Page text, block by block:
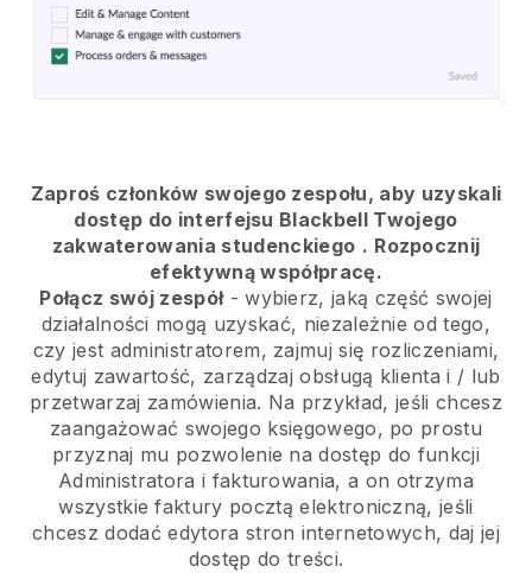
Zaproś członków swojego zespołu, aby uzyskali
dostęp do interfejsu Blackbell Twojego
zakwaterowania studenckiego . Rozpocznij
efektywną współpracę.
Połącz swój zespół- wybierz, jaką część swojej
działalności mogą uzyskać, niezależnie od tego,
czy jest administratorem, zajmuj się rozliczeniami,
edytuj zawartość, zarządzaj obsługą klienta i / lub
przetwarzaj zamówienia. Na przykład, jeśli chcesz
zaangażować swojego księgowego, po prostu
przyznaj mu pozwolenie na dostęp do funkcji
Administratora i fakturowania, a on otrzyma
wszystkie faktury pocztą elektroniczną, jeśli
chcesz dodać edytora stron internetowych, daj jej
dostęp do treści.